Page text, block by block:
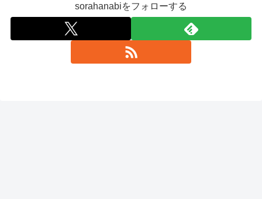
sorahanabiをフォローする